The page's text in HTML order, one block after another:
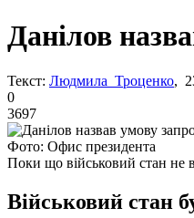
Данілов
Текст: Людмила Троценко,
0
3697
Фото: Офис президента
Поки що військовий стан не
Військовий стан